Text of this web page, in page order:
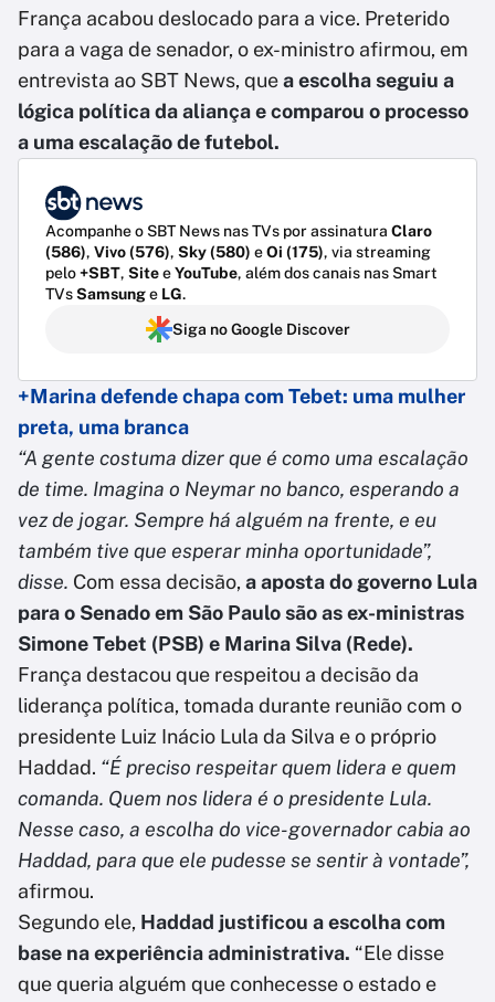
França acabou deslocado para a vice. Preterido
para a vaga de senador, o ex-ministro afirmou, em
entrevista ao SBT News, quea escolha seguiu a
lógica política da aliança e comparou o processo
a uma escalação de futebol.
Acompanhe o SBT News nas TVs por assinatura Claro
(586), Vivo (576), Sky (580) eOi (175), via streaming
pelo+SBT, SiteeYouTube, além dos canais nas Smart
TVsSamsunge LG.
Siga no Google Discover
+Marina defende chapa com Tebet: uma mulher
preta, uma branca
“A gente costuma dizer que é como uma escalação
de time. Imagina o Neymar no banco, esperando a
vez de jogar. Sempre há alguém na frente, e eu
também tive que esperar minha oportunidade”,
disse. Com essa decisão, a aposta do governo Lula
para o Senado em São Paulo são as ex-ministras
Simone Tebet (PSB) e Marina Silva (Rede).
França destacou que respeitou a decisão da
liderança política, tomada durante reunião com o
presidente Luiz Inácio Lula da Silva e o próprio
Haddad. “É preciso respeitar quem lidera e quem
comanda. Quem nos lidera é o presidente Lula.
Nesse caso, a escolha do vice-governador cabia ao
Haddad, para que ele pudesse se sentir à vontade”,
afirmou.
Segundo ele, Haddad justificou a escolha com
base na experiência administrativa. “Ele disse
que queria alguém que conhecesse o estado e